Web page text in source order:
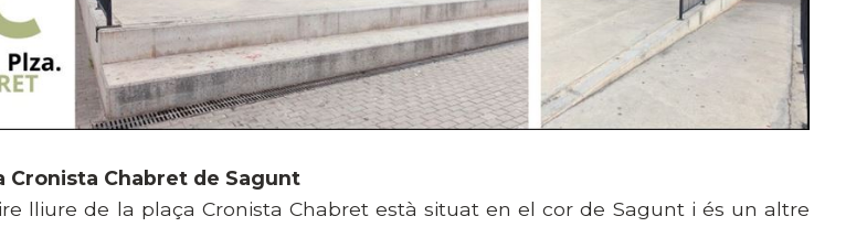
Cronista Chabret de Sagunt
lliure de la plaça Cronista Chabret està situat en el cor de Sagunt i és un altre